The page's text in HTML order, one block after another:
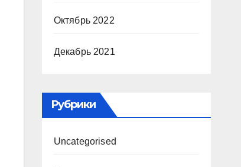
Октябрь 2022
Декабрь 2021
Рубрики
Uncategorised